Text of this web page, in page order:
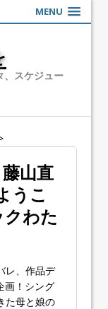
MENU
、スケジュー
山直
うこ
わた
レ、作品デ
画！シング
た母と娘の